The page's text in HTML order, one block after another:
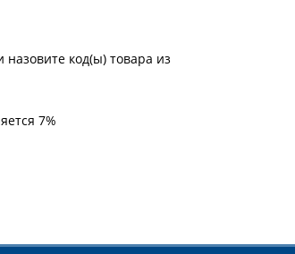
код(ы) товара из
7%